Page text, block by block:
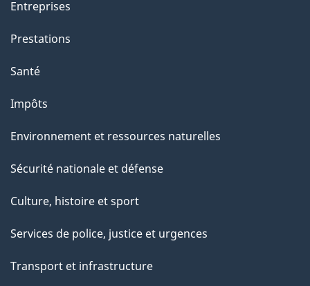
Entreprises
Prestations
Santé
Impôts
Environnement et ressources naturelles
Sécurité nationale et défense
Culture, histoire et sport
Services de police, justice et urgences
Transport et infrastructure